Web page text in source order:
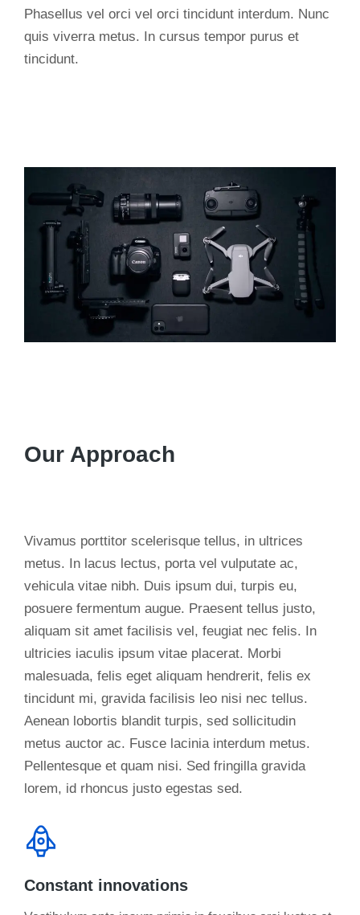
Phasellus vel orci vel orci tincidunt interdum. Nunc
quis viverra metus. In cursus tempor purus et
tincidunt.
Our Approach
Vivamus porttitor scelerisque tellus, in ultrices
metus. In lacus lectus, porta vel vulputate ac,
vehicula vitae nibh. Duis ipsum dui, turpis eu,
posuere fermentum augue. Praesent tellus justo,
aliquam sit amet facilisis vel, feugiat nec felis. In
ultricies iaculis ipsum vitae placerat. Morbi
malesuada, felis eget aliquam hendrerit, felis ex
tincidunt mi, gravida facilisis leo nisi nec tellus.
Aenean lobortis blandit turpis, sed sollicitudin
metus auctor ac. Fusce lacinia interdum metus.
Pellentesque et quam nisi. Sed fringilla gravida
lorem, id rhoncus justo egestas sed.
Constant innovations